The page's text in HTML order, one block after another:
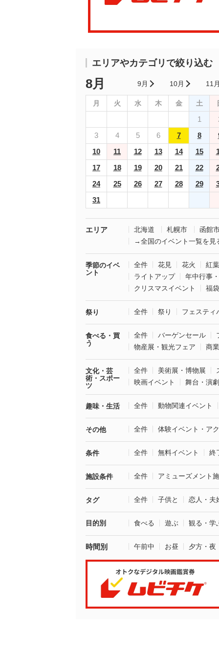
エリアやカテゴリで絞り込む
8月 9月 10月 11
月 火 水 木 金 土
1
3
4 5 6 7 8
10
11 12 13 14 15
17
18 19 20 21 22
24
25 26 27 28 29
31
エリア 北海道 札幌市
函館
→全国のイベント一覧を見
季節のイベ
ント
全件 花見 花火
紅葉
ライトアップ
年中行事
クリスマスイベント
福
祭り 全件 祭り フェスティ
食べる・買
う
全件 バーゲンセール
物産展・観光フェア
商
文化・芸
術・スポー
ツ
全件 美術展・博物展
映画イベント
舞台・演劇
趣味・生活 全件 動物関連イベント
その他 全件 体験イベント・ア
条件 全件 無料イベント 終
施設条件 全件 アミューズメント
タグ 全件 子供と 恋人・夫
目的別 食べる 遊ぶ 観る・学
時間別 午前中 お昼 夕方・夜